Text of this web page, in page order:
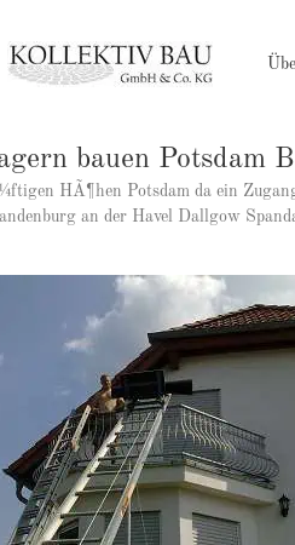
bauen Potsdam
HÃ¶hen Potsdam da ein
an der Havel Dallgow